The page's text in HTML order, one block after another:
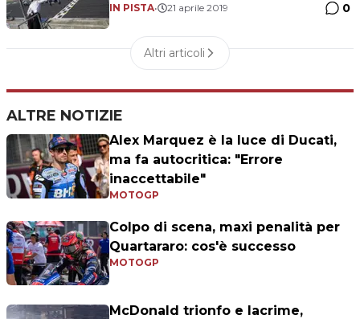
IN PISTA• 21 aprile 2019 0
Altri articoli
ALTRE NOTIZIE
Alex Marquez è la luce di Ducati,
ma fa autocritica: "Errore
inaccettabile"
MOTOGP
Colpo di scena, maxi penalità per
Quartararo: cos'è successo
MOTOGP
McDonald trionfo e lacrime,